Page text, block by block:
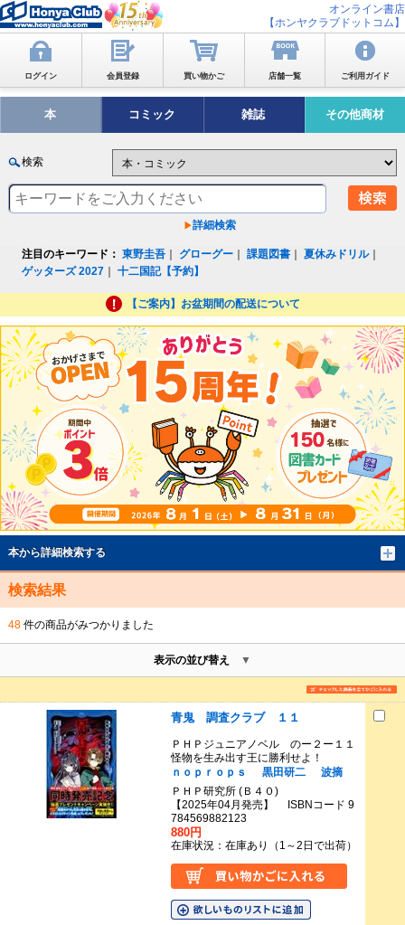
オンライン書店
【ホンヤクラブドットコム】
ログイン 会員登録 買い物かご 店舗一覧 ご利用ガイド
本 コミック 雑誌 その他商材
検索
詳細検索
注目のキーワード： 東野圭吾 グローグー ｜課題図書 ｜夏休みドリル｜
ゲッターズ 2027 ｜十二国記【予約】
【ご案内】お盆期間の配送について
本から詳細検索する
検索結果
48件の商品がみつかりました
表示の並び替え
青鬼 調査クラブ １１
ＰＨＰジュニアノベル のー２ー１１
怪物を生み出す王に勝利せよ！
ｎｏｐｒｏｐｓ
黒田研二
波摘
ＰＨＰ研究所 (Ｂ４０)
【2025年04月発売】 ISBNコード 9
784569882123
880円
在庫状況：在庫あり（1～2日で出荷）